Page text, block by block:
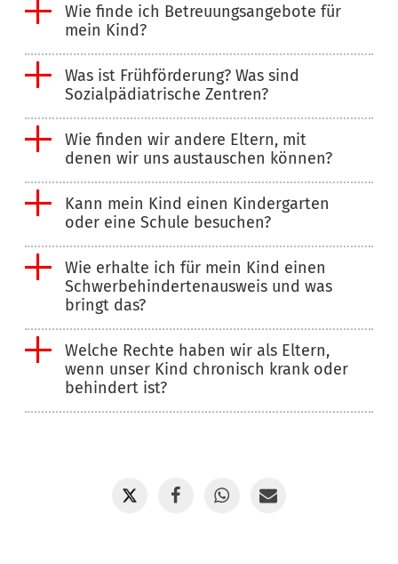
Wie finde ich Betreuungsangebote für
mein Kind?
Was ist Frühförderung? Was sind
Sozialpädiatrische Zentren?
Wie finden wir andere Eltern, mit
denen wir uns austauschen können?
Kann mein Kind einen Kindergarten
oder eine Schule besuchen?
Wie erhalte ich für mein Kind einen
Schwerbehindertenausweis und was
bringt das?
Welche Rechte haben wir als Eltern,
wenn unser Kind chronisch krank oder
behindert ist?